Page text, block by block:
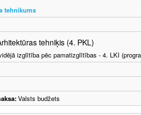
tehnikums
tehniķis (4. PKL)
izglītība pēc pamatizglītības - 4. LKI
Valsts budžets